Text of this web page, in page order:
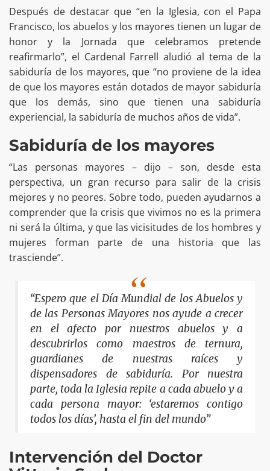
Después de destacar que “en la Iglesia, con el Papa
Francisco, los abuelos y los mayores tienen un lugar de
honor y la Jornada que celebramos pretende
reafirmarlo”, el Cardenal Farrell aludió al tema de la
sabiduría de los mayores, que “no proviene de la idea
de que los mayores están dotados de mayor sabiduría
que los demás, sino que tienen una sabiduría
experiencial, la sabiduría de muchos años de vida”.
Sabiduría de los mayores
“Las personas mayores – dijo – son, desde esta
perspectiva, un gran recurso para salir de la crisis
mejores y no peores. Sobre todo, pueden ayudarnos a
comprender que la crisis que vivimos no es la primera
ni será la última, y que las vicisitudes de los hombres y
mujeres forman parte de una historia que las
trasciende”.
“Espero que el Día Mundial de los Abuelos y
de las Personas Mayores nos ayude a crecer
en el afecto por nuestros abuelos y a
descubrirlos como maestros de ternura,
guardianes de nuestras raíces y
dispensadores de sabiduría. Por nuestra
parte, toda la Iglesia repite a cada abuelo y a
cada persona mayor: ‘estaremos contigo
todos los días’, hasta el fin del mundo”
Intervención del Doctor